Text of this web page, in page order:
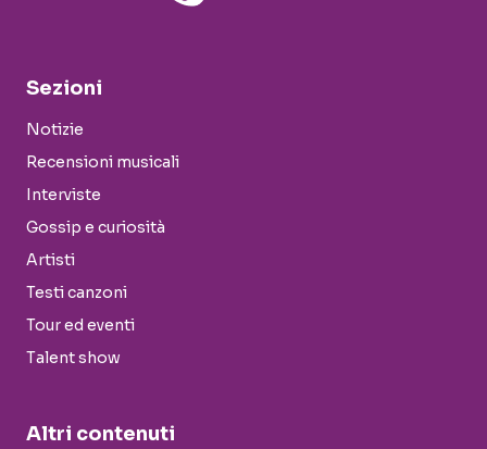
Sezioni
Notizie
Recensioni musicali
Interviste
Gossip e curiosità
Artisti
Testi canzoni
Tour ed eventi
Talent show
Altri contenuti